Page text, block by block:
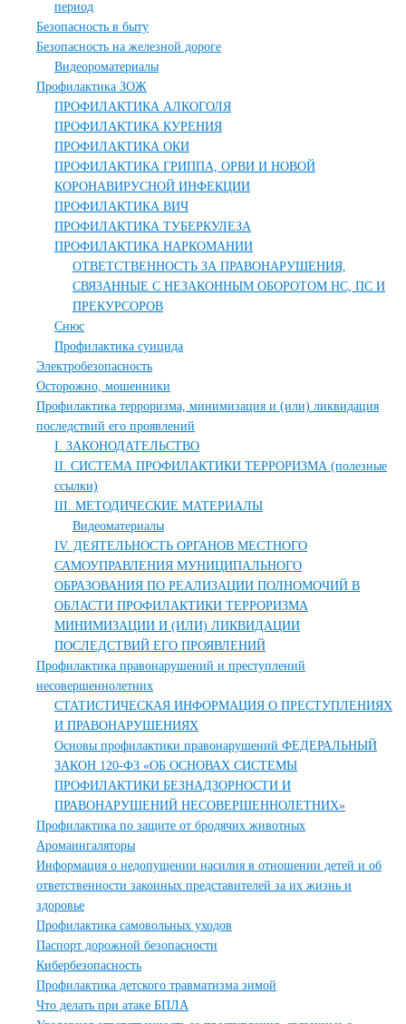
период
Безопасность в быту
Безопасность на железной дороге
Видеороматериалы
Профилактика ЗОЖ
ПРОФИЛАКТИКА АЛКОГОЛЯ
ПРОФИЛАКТИКА КУРЕНИЯ
ПРОФИЛАКТИКА ОКИ
ПРОФИЛАКТИКА ГРИППА, ОРВИ И НОВОЙ
КОРОНАВИРУСНОЙ ИНФЕКЦИИ
ПРОФИЛАКТИКА ВИЧ
ПРОФИЛАКТИКА ТУБЕРКУЛЕЗА
ПРОФИЛАКТИКА НАРКОМАНИИ
ОТВЕТСТВЕННОСТЬ ЗА ПРАВОНАРУШЕНИЯ,
СВЯЗАННЫЕ С НЕЗАКОННЫМ ОБОРОТОМ НС, ПС И
ПРЕКУРСОРОВ
Снюс
Профилактика суицида
Электробезопасность
Осторожно, мошенники
Профилактика терроризма, минимизация и (или) ликвидация
последствий его проявлений
I. ЗАКОНОДАТЕЛЬСТВО
II. СИСТЕМА ПРОФИЛАКТИКИ ТЕРРОРИЗМА (полезные
ссылки)
III. МЕТОДИЧЕСКИЕ МАТЕРИАЛЫ
Видеоматериалы
IV. ДЕЯТЕЛЬНОСТЬ ОРГАНОВ МЕСТНОГО
САМОУПРАВЛЕНИЯ МУНИЦИПАЛЬНОГО
ОБРАЗОВАНИЯ ПО РЕАЛИЗАЦИИ ПОЛНОМОЧИЙ В
ОБЛАСТИ ПРОФИЛАКТИКИ ТЕРРОРИЗМА
МИНИМИЗАЦИИ И (ИЛИ) ЛИКВИДАЦИИ
ПОСЛЕДСТВИЙ ЕГО ПРОЯВЛЕНИЙ
Профилактика правонарушений и преступлений
несовершеннолетних
СТАТИСТИЧЕСКАЯ ИНФОРМАЦИЯ О ПРЕСТУПЛЕНИЯХ
И ПРАВОНАРУШЕНИЯХ
Основы профилактики правонарушений ФЕДЕРАЛЬНЫЙ
ЗАКОН 120-ФЗ «ОБ ОСНОВАХ СИСТЕМЫ
ПРОФИЛАКТИКИ БЕЗНАДЗОРНОСТИ И
ПРАВОНАРУШЕНИЙ НЕСОВЕРШЕННОЛЕТНИХ»
Профилактика по защите от бродячих животных
Аромаингаляторы
Информация о недопущении насилия в отношении детей и об
ответственности законных представителей за их жизнь и
здоровье
Профилактика самовольных уходов
Паспорт дорожной безопасности
Кибербезопасность
Профилактика детского травматизма зимой
Что делать при атаке БПЛА